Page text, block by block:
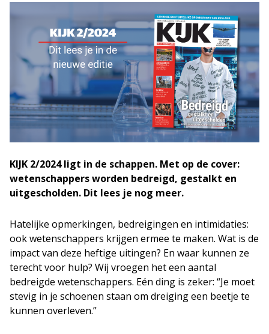
KIJK 2/2024 ligt in de schappen. Met op de cover:
wetenschappers worden bedreigd, gestalkt en
uitgescholden. Dit lees je nog meer.
Hatelijke opmerkingen, bedreigingen en intimidaties:
ook wetenschappers krijgen ermee te maken. Wat is de
impact van deze heftige uitingen? En waar kunnen ze
terecht voor hulp? Wij vroegen het een aantal
bedreigde wetenschappers. Eén ding is zeker: “Je moet
stevig in je schoenen staan om dreiging een beetje te
kunnen overleven.”